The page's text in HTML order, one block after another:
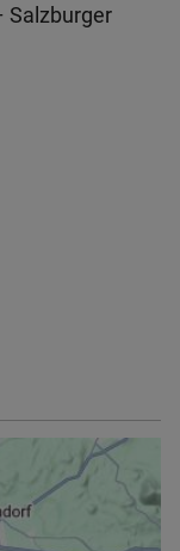
Salzburger